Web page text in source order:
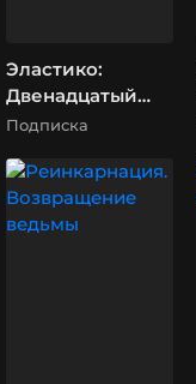
Эластико:
Двенадцатый
игрок
Подписка